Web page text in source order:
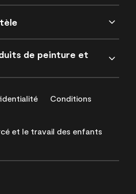
de peinture et
Conditions
et le travail des enfants